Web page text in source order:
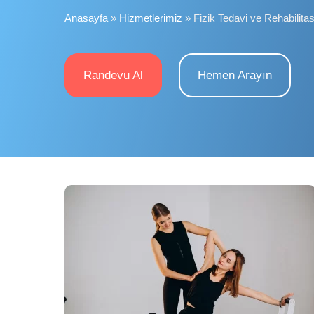
Anasayfa » Hizmetlerimiz » Fizik Tedavi ve
Randevu Al Hemen Arayın